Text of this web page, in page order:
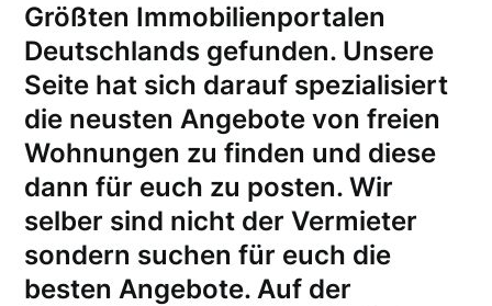
Größten Immobilienportalen
Deutschlands gefunden. Unsere
Seite hat sich darauf spezialisiert
die neusten Angebote von freien
Wohnungen zu finden und diese
dann für euch zu posten. Wir
selber sind nicht der Vermieter
sondern suchen für euch die
besten Angebote. Auf der